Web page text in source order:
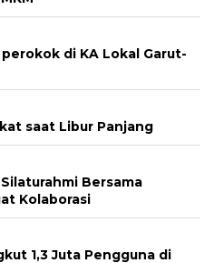
di KA Lokal Garut-
saat Libur Panjang
Bersama
Kolaborasi
1,3 Juta Pengguna di